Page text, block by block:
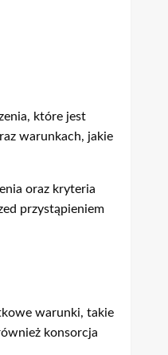
które jest
warunkach, jakie
oraz kryteria
przystąpieniem
warunki, takie
konsorcja